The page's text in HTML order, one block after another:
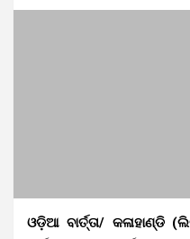
ଓଡ଼ିଆ ବାର୍ତ୍ତା/ କଳାହାଣ୍ଡି